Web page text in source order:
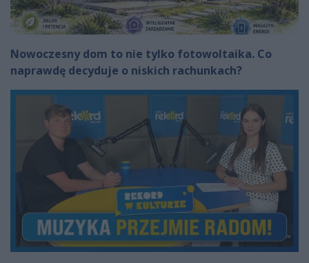
Nowoczesny dom to nie tylko fotowoltaika. Co
naprawdę decyduje o niskich rachunkach?